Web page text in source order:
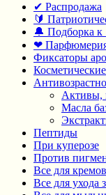
✔ Распродажа
🔰
🔔 Подборка
❤
Фиксаторы
Активы,
Масла
Пептиды
При куперозе
Против
Все для
Все для ухода